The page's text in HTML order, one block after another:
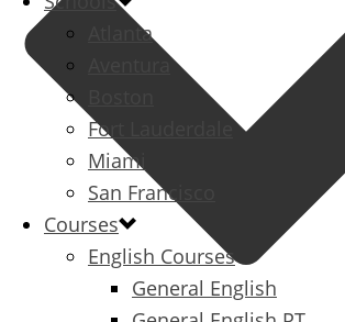
Atlanta
Aventura
Fort Lauderdale
Miami
San Francisco
Courses
English Courses
General English